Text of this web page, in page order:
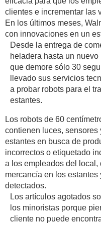
clientes e incrementar las
En los últimos meses,
con innovaciones en un
Desde la entrega de
heladera hasta un
que demore sólo 30
llevado sus servicios
a probar robots para el
estantes.
Los robots de 60
contienen luces,
estantes en busca de
incorrectos o etiquetado
a los empleados del
mercancía en los
detectados.
Los artículos agotados
los minoristas porque
cliente no puede